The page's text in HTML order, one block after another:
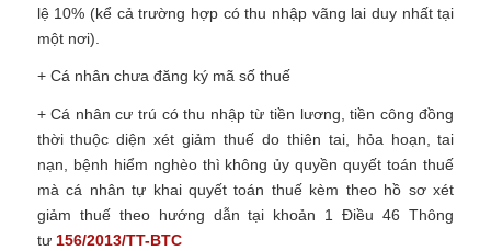
lệ 10% (kể cả trường hợp có thu nhập vãng lai duy nhất tại
một nơi).
+ Cá nhân chưa đăng ký mã số thuế
+ Cá nhân cư trú có thu nhập từ tiền lương, tiền công đồng
thời thuộc diện xét giảm thuế do thiên tai, hỏa hoạn, tai
nạn, bệnh hiểm nghèo thì không ủy quyền quyết toán thuế
mà cá nhân tự khai quyết toán thuế kèm theo hồ sơ xét
giảm thuế theo hướng dẫn tại khoản 1 Điều 46 Thông
tư 156/2013/TT-BTC